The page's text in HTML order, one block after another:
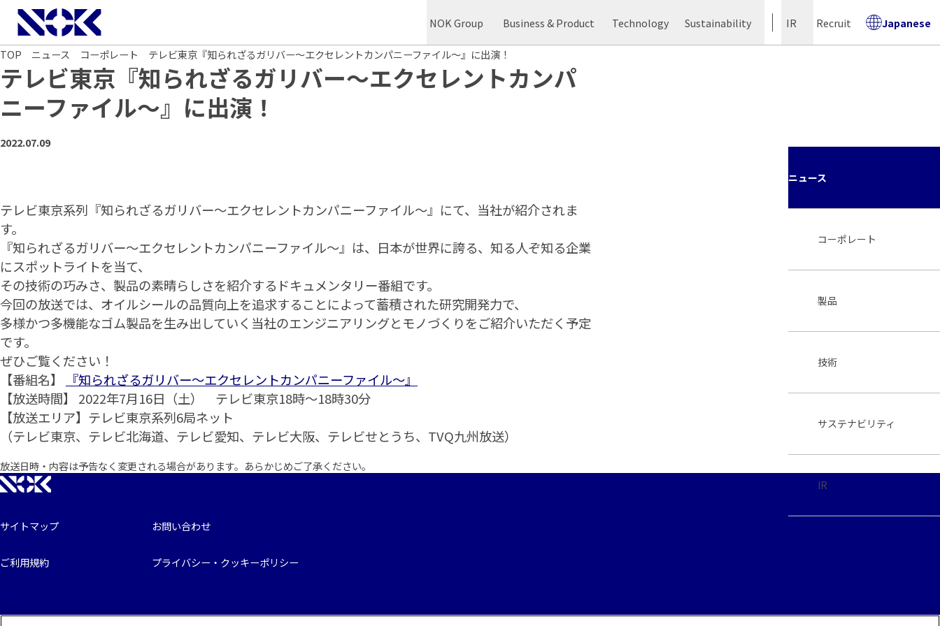
NOK株式会社 NOK Group Business & Product Technology Sustainability IR Recruit Japanese
TOP ニュース コーポレート テレビ東京『知られざるガリバー～エクセレントカンパニーファイル～』に出演！
テレビ東京『知られざるガリバー～エクセレントカンパ
ニーファイル～』に出演！
2022.07.09
テレビ東京系列『知られざるガリバー～エクセレントカンパニーファイル～』にて、当社が紹介されま
す。
『知られざるガリバー～エクセレントカンパニーファイル～』は、日本が世界に誇る、知る人ぞ知る企業
にスポットライトを当て、
その技術の巧みさ、製品の素晴らしさを紹介するドキュメンタリー番組です。
今回の放送では、オイルシールの品質向上を追求することによって蓄積された研究開発力で、
多様かつ多機能なゴム製品を生み出していく当社のエンジニアリングとモノづくりをご紹介いただく予定
です。
ぜひご覧ください！
【番組名】
『知られざるガリバー～エクセレントカンパニーファイル～』
【放送時間】 2022年7月16日（土） テレビ東京18時～18時30分
【放送エリア】テレビ東京系列6局ネット
（テレビ東京、テレビ北海道、テレビ愛知、テレビ大阪、テレビせとうち、TVQ九州放送）
放送日時・内容は予告なく変更される場合があります。あらかじめご了承ください。
ニュース
コーポレート
製品
技術
サステナビリティ
IR
サイトマップ お問い合わせ
ご利用規約 プライバシー・クッキーポリシー